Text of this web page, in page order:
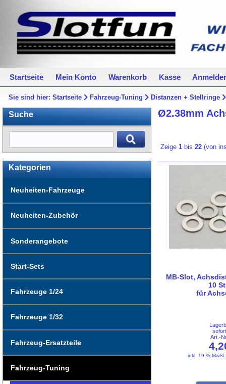
Startseite Mein Konto Warenkorb Kasse
Sie sind hier:Startseite Fahrzeug-Tuning Distanzen + Stellringe
Suche
Kategorien
Neuheiten-Fahrzeuge
Neuheiten-Zubehör
Sonderangebote
Start-Sets
Fahrzeuge 1/24
Fahrzeuge 1/32
Fahrzeug-Ersatzteile
Fahrzeug-Tuning
Ø2.38mm
Zeige1 bis22 (von
MB-Slot,
10
für
Art.-
inkl. 19 %